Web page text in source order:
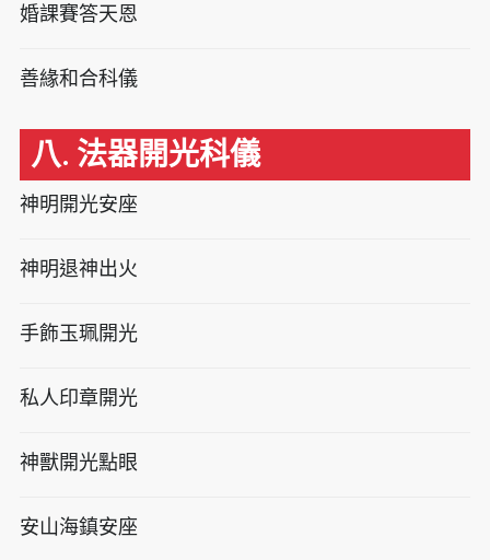
婚課賽答天恩
善緣和合科儀
八. 法器開光科儀
神明開光安座
神明退神出火
手飾玉珮開光
私人印章開光
神獸開光點眼
安山海鎮安座